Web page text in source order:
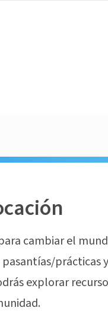
cambiar el
prácticas
explorar